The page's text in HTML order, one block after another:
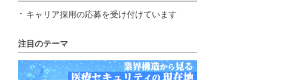
キャリア採用の応募を受け付けています
注目のテーマ